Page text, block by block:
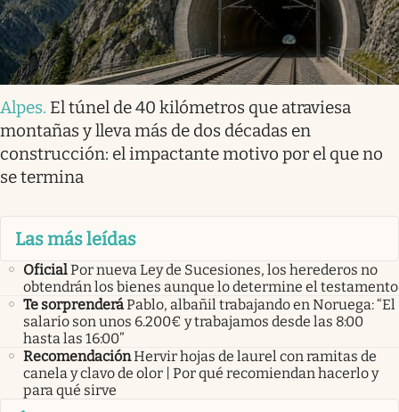
Alpes. El túnel de 40 kilómetros que atraviesa
montañas y lleva más de dos décadas en
construcción: el impactante motivo por el que no
se termina
Las más leídas
OficialPor nueva Ley de Sucesiones, los herederos no
obtendrán los bienes aunque lo determine el testamento
Te sorprenderáPablo, albañil trabajando en Noruega: “El
salario son unos 6.200€ y trabajamos desde las 8:00
hasta las 16:00”
RecomendaciónHervir hojas de laurel con ramitas de
canela y clavo de olor | Por qué recomiendan hacerlo y
para qué sirve